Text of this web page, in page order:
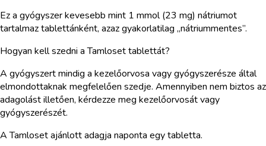
Ez a gyógyszer kevesebb mint 1 mmol (23 mg) nátriumot
tartalmaz tablettánként, azaz gyakorlatilag „nátriummentes”.
Hogyan kell szedni a Tamloset tablettát?
A gyógyszert mindig a kezelőorvosa vagy gyógyszerésze által
elmondottaknak megfelelően szedje. Amennyiben nem biztos az
adagolást illetően, kérdezze meg kezelőorvosát vagy
gyógyszerészét.
A Tamloset ajánlott adagja naponta egy tabletta.